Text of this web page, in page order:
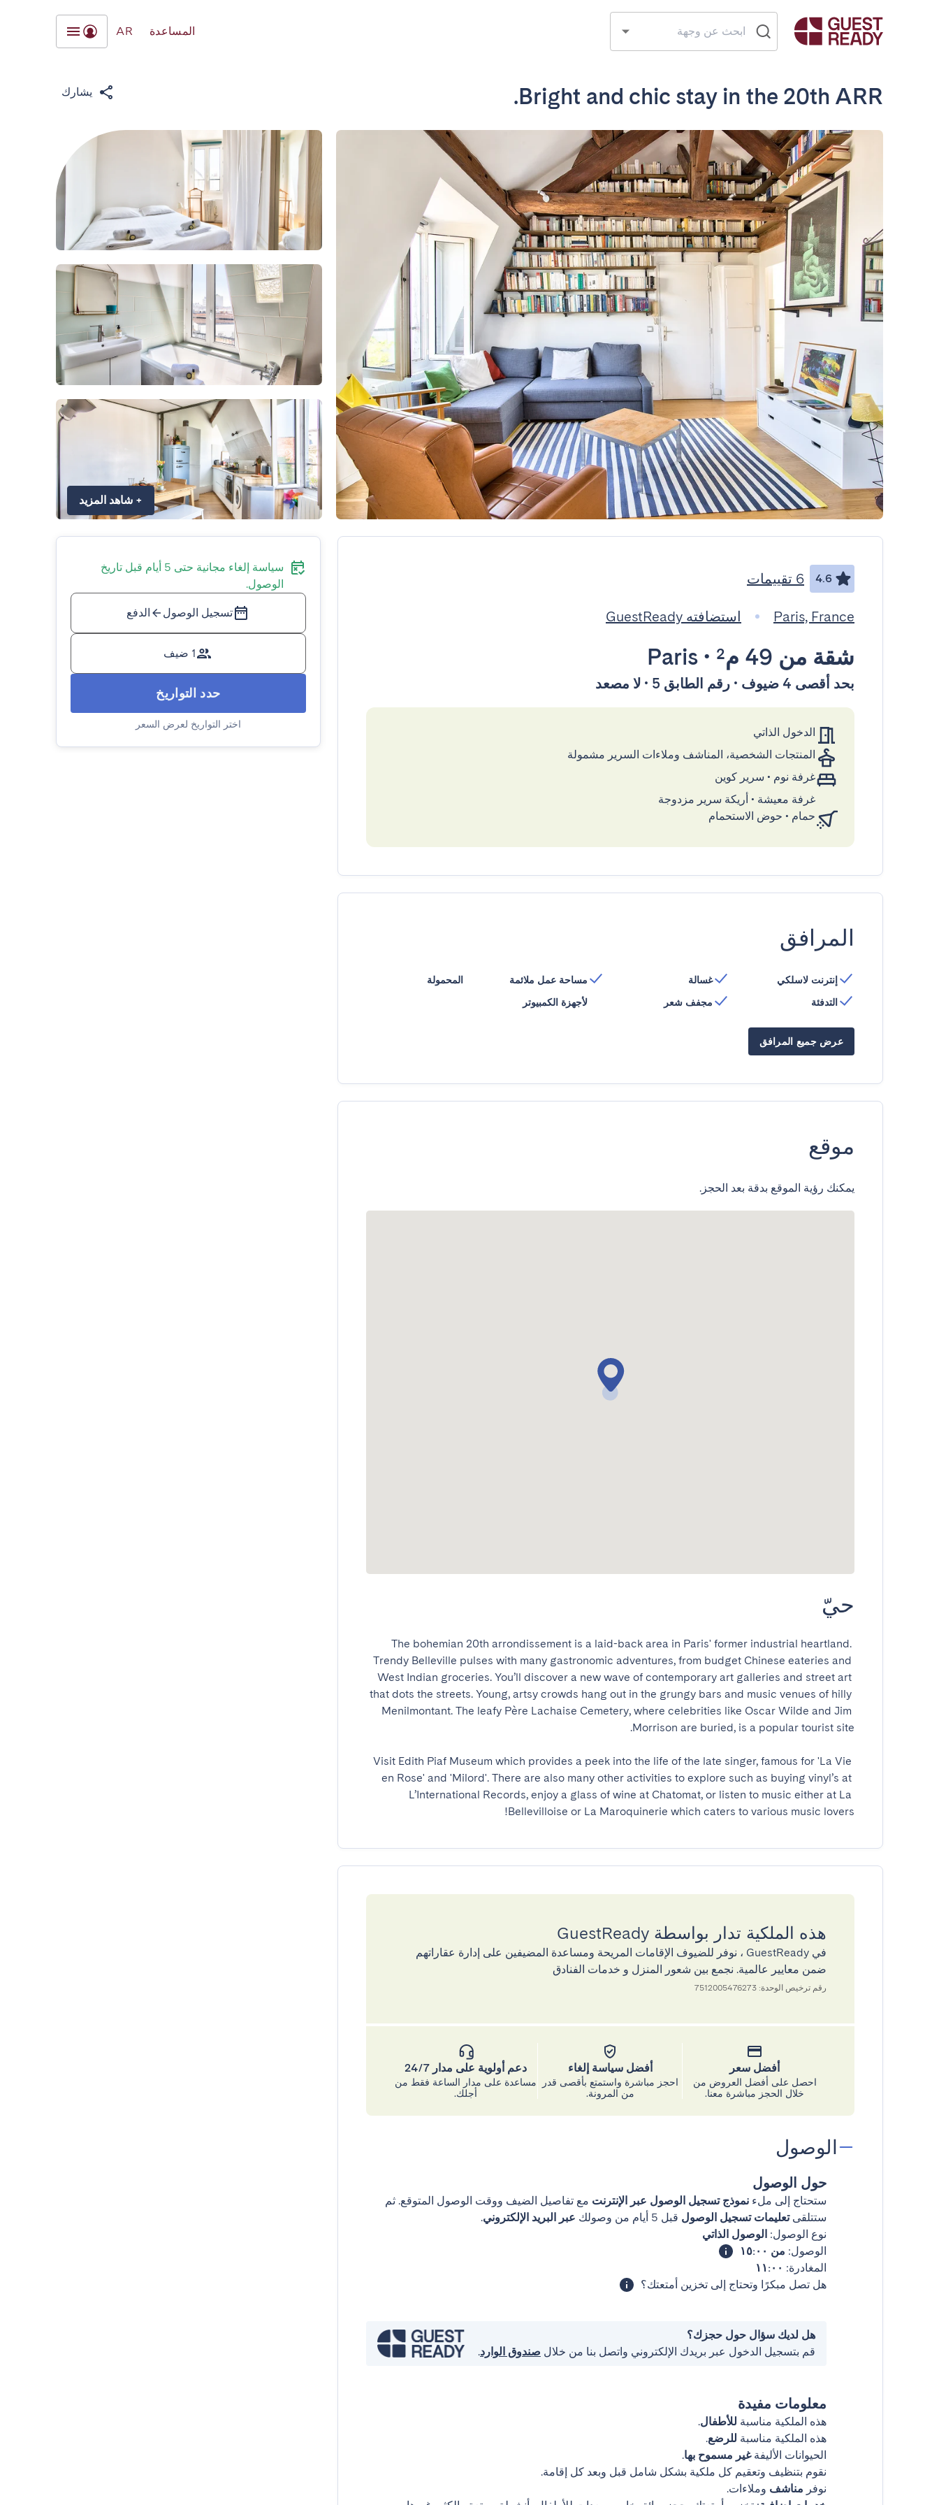
المساعدة AR
Bright and chic stay in the 20th ARR. يشارك
+ شاهد المزيد
4.6 6 تقييمات
Paris, France استضافته GuestReady
شقة من 49 م² •
Paris
بحد أقصى 4 ضيوف • رقم الطابق 5 • لا مصعد
الدخول الذاتي
المنتجات الشخصية، المناشف وملاءات السرير مشمولة
غرفة نوم • سرير كوين
غرفة معيشة • أريكة سرير مزدوجة
حمام • حوض الاستحمام
المرافق
إنترنت لاسلكي
التدفئة
غسالة
مجفف شعر
مساحة عمل ملائمة
لأجهزة الكمبيوتر
المحمولة
عرض جميع المرافق
موقع
يمكنك رؤية الموقع بدقة بعد الحجز.
حيّ
The bohemian 20th arrondissement is a laid-back area in Paris' former industrial heartland.
Trendy Belleville pulses with many gastronomic adventures, from budget Chinese eateries and
West Indian groceries. You’ll discover a new wave of contemporary art galleries and street art
that dots the streets. Young, artsy crowds hang out in the grungy bars and music venues of hilly
Menilmontant. The leafy Père Lachaise Cemetery, where celebrities like Oscar Wilde and Jim
Visit Edith Piaf Museum which provides a peek into the life of the late singer, famous for 'La Vie
en Rose' and 'Milord'. There are also many other activities to explore such as buying vinyl’s at
L’International Records, enjoy a glass of wine at Chatomat, or listen to music either at La
Bellevilloise or La Maroquinerie which caters to various music lovers!
هذه الملكية تدار بواسطة GuestReady
في GuestReady ، نوفر للضيوف الإقامات المريحة ومساعدة المضيفين على إدارة عقاراتهم
ضمن معايير عالمية. نجمع بين شعور المنزل و خدمات الفنادق
رقم ترخيص الوحدة: 7512005476273
أفضل سعر
احصل على أفضل العروض من
خلال الحجز مباشرة معنا.
أفضل سياسة إلغاء
احجز مباشرة واستمتع بأقصى قدر
من المرونة.
دعم أولوية على مدار 24/7
مساعدة على مدار الساعة فقط من
أجلك.
الوصول
حول الوصول
ستحتاج إلى ملء نموذج تسجيل الوصول عبر الإنترنت مع تفاصيل الضيف ووقت الوصول المتوقع. ثم
ستتلقىتعليمات تسجيل الوصول قبل 5 أيام من وصولك عبر البريد الإلكتروني.
نوع الوصول: الوصول الذاتي
الوصول: من ١٥:٠٠
المغادرة: ١١:٠٠
هل تصل مبكرًا وتحتاج إلى تخزين أمتعتك؟
هل لديك سؤال حول حجزك؟
قم بتسجيل الدخول عبر بريدك الإلكتروني واتصل بنا من خلال صندوق الوارد.
معلومات مفيدة
هذه الملكية مناسبة للأطفال.
هذه الملكية مناسبة للرضع.
الحيوانات الأليفةغير مسموح بها.
نقوم بتنظيف وتعقيم كل ملكية بشكل شامل قبل وبعد كل إقامة.
نوفر مناشف وملاءات.
سياسة إلغاء مجانية حتى 5 أيام قبل تاريخ
الوصول.
تسجيل الوصول الدفع
1 ضيف
حدد التواريخ
اختر التواريخ لعرض السعر